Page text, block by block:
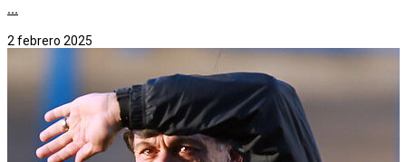
...
2 febrero 2025